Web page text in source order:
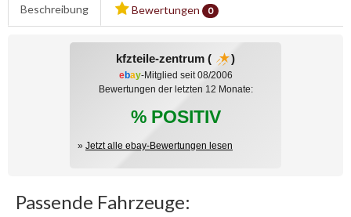
Beschreibung Bewertungen 0
kfzteile-zentrum ( )
ebay-Mitglied seit 08/2006
Bewertungen der letzten 12 Monate:
% POSITIV
» Jetzt alle ebay-Bewertungen lesen
Passende Fahrzeuge: